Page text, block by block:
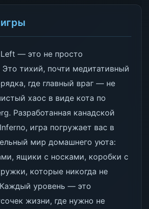
— это не просто
Это тихий, почти медитативный
где главный враг — не
хаос в виде кота по
Разработанная канадской
игра погружает вас в
мир домашнего уюта:
ящики с носками, коробки с
которые никогда не
уровень — это
жизни, где нужно не